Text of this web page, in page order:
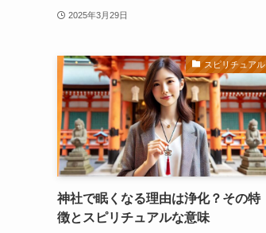
2025年3月29日
スピリチュアル
神社で眠くなる理由は浄化？その特
徴とスピリチュアルな意味